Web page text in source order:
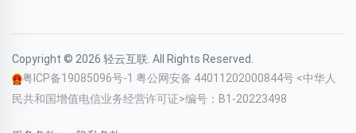
Copyright © 2026 轻云互联. All Rights Reserved.
粤ICP备19085096号-1 粤公网安备 44011202000844号 <中华人
民共和国增值电信业务经营许可证>编号：B1-20223498